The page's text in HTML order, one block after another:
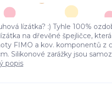
lízátka? :) Tyhle 100%
na dřevěné špejličce,
FIMO a kov. komponentů z
Silikonové zarážky jsou
popis